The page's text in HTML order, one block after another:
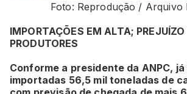
Foto: Reprodução / Arquivo
IMPORTAÇÕES EM ALTA; PREJUÍZO
PRODUTORES
Conforme a presidente da ANPC,
importadas 56,5 mil toneladas de